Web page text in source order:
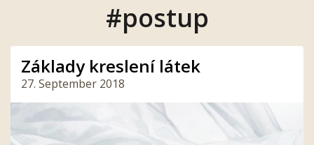
#postup
Základy kreslení látek
27. September 2018